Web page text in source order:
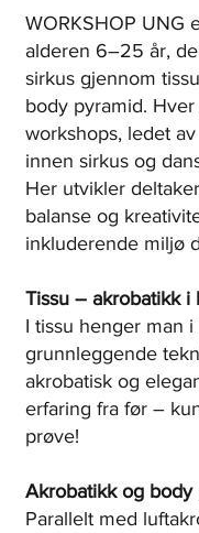
WORKSHOP UNG
alderen 6–25 år,
sirkus gjennom
body pyramid.
workshops, ledet
innen sirkus og
Her utvikler
balanse og
inkluderende miljø
Tissu – akrobatikk i
I tissu henger man
grunnleggende
akrobatisk og
erfaring fra før –
prøve!
Akrobatikk og body
Parallelt med